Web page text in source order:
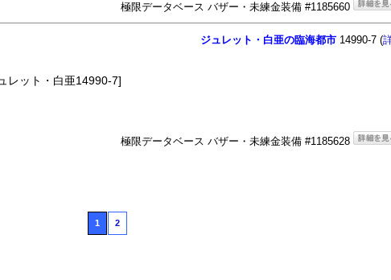
極限データベース バザー・未練金装備 #1185660
ジュレット・白亜の臨海都市 14990-7 (
レット・白亜14990-7]
極限データベース バザー・未練金装備 #1185628
1 2